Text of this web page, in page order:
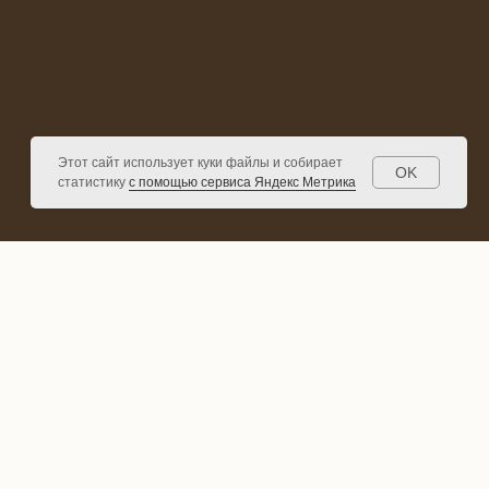
Этот сайт использует куки файлы и собирает
статистику с помощью сервиса Яндекс Метрика
OK